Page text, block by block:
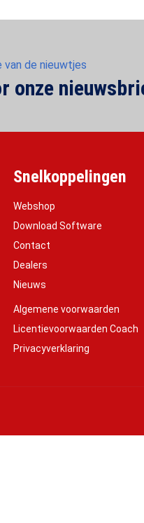
de nieuwtjes
onze
Snelkoppelingen
Webshop
Download Software
Contact
Dealers
Nieuws
Algemene voorwaarden
Licentievoorwaarden Coach
Privacyverklaring